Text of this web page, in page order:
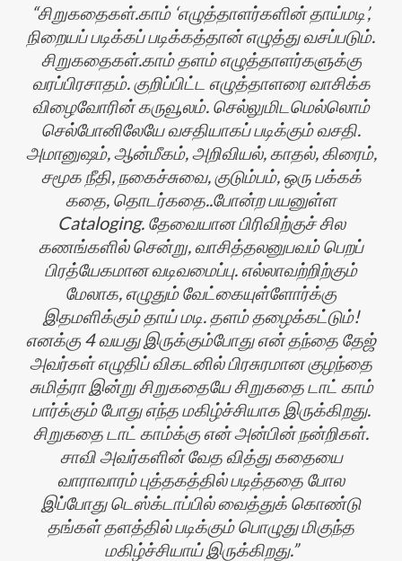
சிறுகதைகள்.காம் ‘எழுத்தாளர்களின் தாய்மடி’,
நிறையப் படிக்கப் படிக்கத்தான் எழுத்து வசப்படும்.
சிறுகதைகள்.காம் தளம் எழுத்தாளர்களுக்கு
வரப்பிரசாதம். குறிப்பிட்ட எழுத்தாளரை வாசிக்க
விழைவோரின் கருவூலம். செல்லுமிடமெல்லொம்
செல்போனிலேயே வசதியாகப் படிக்கும் வசதி.
அமானுஷம், ஆன்மீகம், அறிவியல், காதல், கிரைம்,
சமூக நீதி, நகைச்சுவை, குடும்பம், ஒரு பக்கக்
கதை, தொடர்கதை..போன்ற பயனுள்ள
Cataloging. தேவையான பிரிவிற்குச் சில
கணங்களில் சென்று, வாசித்தலனுபவம் பெறப்
பிரத்யேகமான வடிவமைப்பு. எல்லாவற்றிற்கும்
மேலாக, எழுதும் வேட்கையுள்ளோர்க்கு
இதமளிக்கும் தாய் மடி. தளம் தழைக்கட்டும்!
எனக்கு 4 வயது இருக்கும்போது என் தந்தை தேஜ்
அவர்கள் எழுதிப் விகடனில் பிரசுரமான குழந்தை
சுமித்ரா இன்று சிறுகதையே சிறுகதை டாட் காம்
பார்க்கும் போது எந்த மகிழ்ச்சியாக இருக்கிறது.
சிறுகதை டாட் காம்க்கு என் அன்பின் நன்றிகள்.
சாவி அவர்களின் வேத வித்து கதையை
வாராவாரம் புத்தகத்தில் படித்ததை போல
இப்போது டெஸ்க்டாப்பில் வைத்துக் கொண்டு
தங்கள் தளத்தில் படிக்கும் பொழுது மிகுந்த
மகிழ்ச்சியாய் இருக்கிறது.